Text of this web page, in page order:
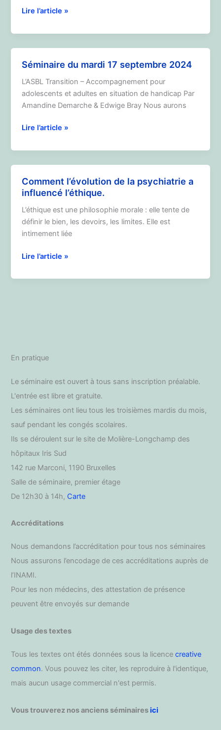
Séminaire
mardi
19
2024
Lire l’article »
Séminaire du mardi 17 septembre 2024
L’ASBL Transition – Accompagnement pour
adolescents et adultes en situation de handicap Par
Amandine Demarche & Edwige Bray Nous aurons
Séminaire
mardi
17
2024
Lire l’article »
Comment l’évolution de la psychiatrie a
influencé l’éthique.
L’éthique est une philosophie morale : elle tente de
définir le bien, les devoirs, les limites. Elle est
intimement liée
Comment
de
Lire l’article »
En pratique
Le séminaire est ouvert à tous sans inscription préalable.
L'entrée est libre et gratuite.
Les séminaires ont lieu tous les troisièmes mardis du mois,
sauf pendant les congés scolaires.
Ils se déroulent sur le site de Molière-Longchamp des
hôpitaux Iris Sud
142 rue Marconi, 1190 Bruxelles
Salle de séminaire, premier étage
De 12h30 à 14h, Carte
Accréditations
Nous demandons l’accréditation pour tous nos séminaires
Nous assurons l’encodage de ces accréditations auprès de
l’INAMI.
Pour les non médecins, des attestation de présence
peuvent être envoyés sur demande
Usage des textes
Tous les textes ont étés données sous la licencecreative
common. Vous pouvez les citer, les reproduire à l'identique,
mais aucun usage commercial n'est permis.
Vous trouverez nos anciens séminairesici